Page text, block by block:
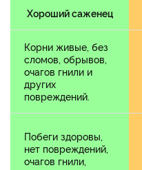
Хороший саженец
Корни живые, без
сломов, обрывов,
очагов гнили и
других
повреждений.
Побеги здоровы,
нет повреждений,
очагов гнили,